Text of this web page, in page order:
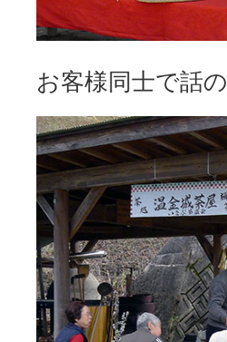
お客様同士で話